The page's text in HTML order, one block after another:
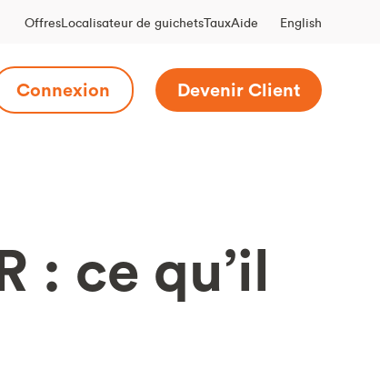
OffresLocalisateur de guichetsTauxAide English
Connexion Devenir Client
: ce qu’il